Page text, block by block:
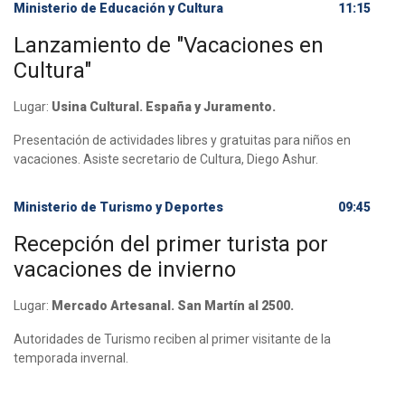
Ministerio de Educación y Cultura 11:15
Lanzamiento de "Vacaciones en
Cultura"
Lugar: Usina Cultural. España y Juramento.
Presentación de actividades libres y gratuitas para niños en
vacaciones. Asiste secretario de Cultura, Diego Ashur.
Ministerio de Turismo y Deportes 09:45
Recepción del primer turista por
vacaciones de invierno
Lugar: Mercado Artesanal. San Martín al 2500.
Autoridades de Turismo reciben al primer visitante de la
temporada invernal.